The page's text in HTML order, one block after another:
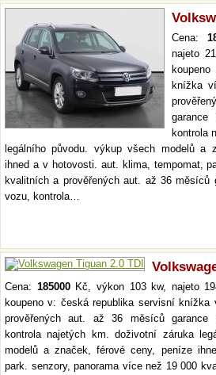
Cena:
najeto
knížka
kontrola
legálního původu. výkup všech modelů a
ihned a v hotovosti. aut. klima, tempomat,
kvalitních a prověřených aut. až 36 měsíců
vozu, kontrola…
Cena: 185000Kč, výkon 103 kw, najeto
koupeno v: česká republika servisní
prověřených aut. až 36 měsíců garance
kontrola najetých km. doživotní záruka
modelů a značek, férové ceny, peníze
park. senzory, panorama více než 19 000